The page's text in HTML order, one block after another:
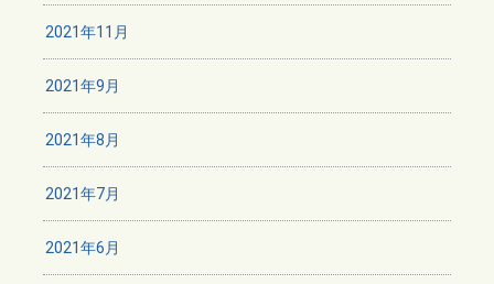
2021年11月
2021年9月
2021年8月
2021年7月
2021年6月